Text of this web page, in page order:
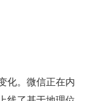
化。微信正在内